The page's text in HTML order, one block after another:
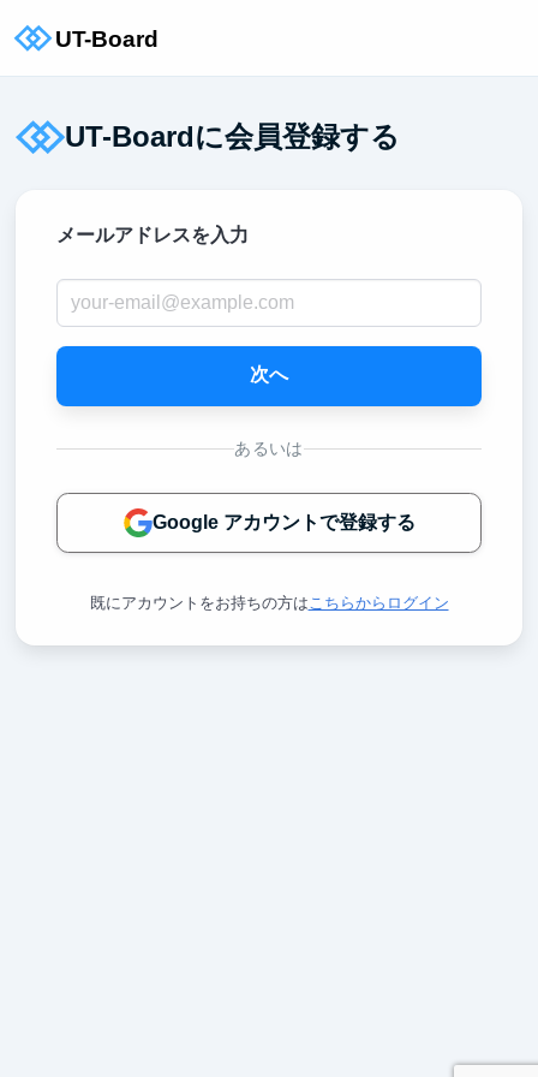
UT-Boardに会員登録する
メールアドレスを入力
次へ
あるいは
Google アカウントで登録する
既にアカウントをお持ちの方は こちらからログイン